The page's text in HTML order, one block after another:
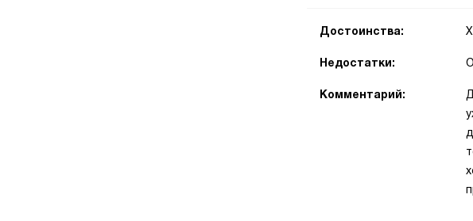
Достоинства:
Недостатки:
Комментарий: